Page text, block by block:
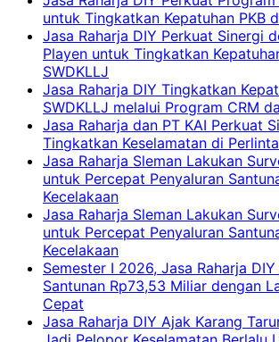
untuk Tingkatkan Kepatuhan PKB
Jasa Raharja DIY Perkuat Sinergi
Playen untuk Tingkatkan
SWDKLLJ
Jasa Raharja DIY Tingkatkan
SWDKLLJ melalui Program CRM
Jasa Raharja dan PT KAI Perkuat
Tingkatkan Keselamatan di
Jasa Raharja Sleman Lakukan
untuk Percepat Penyaluran
Kecelakaan
Jasa Raharja Sleman Lakukan
untuk Percepat Penyaluran
Kecelakaan
Semester I 2026, Jasa Raharja
Santunan Rp73,53 Miliar dengan
Cepat
Jasa Raharja DIY Ajak Karang